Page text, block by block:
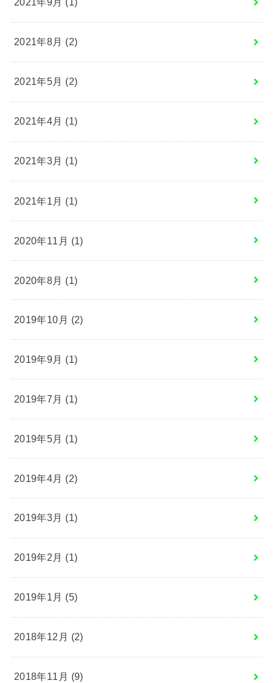
2021年8月 (2)
2021年5月 (2)
2021年4月 (1)
2021年3月 (1)
2021年1月 (1)
2020年11月 (1)
2020年8月 (1)
2019年10月 (2)
2019年9月 (1)
2019年7月 (1)
2019年5月 (1)
2019年4月 (2)
2019年3月 (1)
2019年2月 (1)
2019年1月 (5)
2018年12月 (2)
2018年11月 (9)